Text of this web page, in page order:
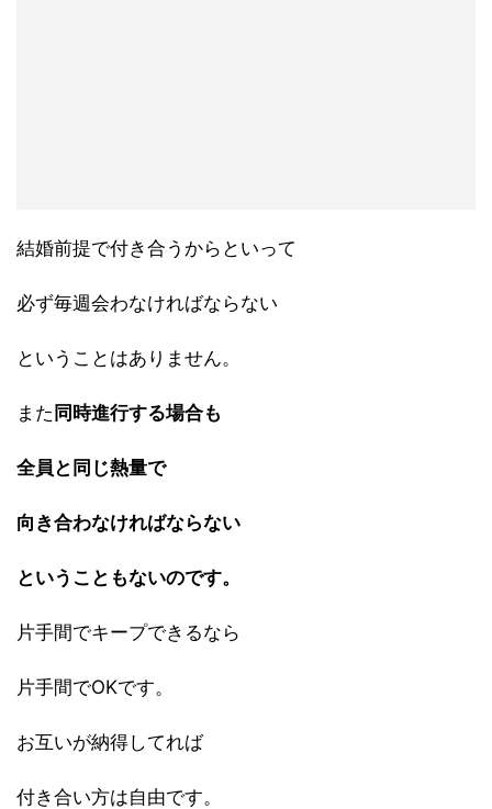
結婚前提で付き合うからといって
必ず毎週会わなければならない
ということはありません。
また 同時進行する場合も
全員と同じ熱量で
向き合わなければならない
ということもないのです。
片手間でキープできるなら
片手間でOKです。
お互いが納得してれば
付き合い方は自由です。